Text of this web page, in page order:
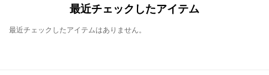
最近チェックしたアイテム
最近チェックしたアイテムはありません。